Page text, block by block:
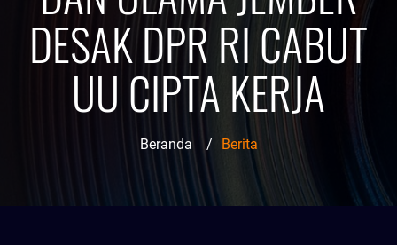
DESAK DPR RI CABUT
UU CIPTA KERJA
Beranda / Berita